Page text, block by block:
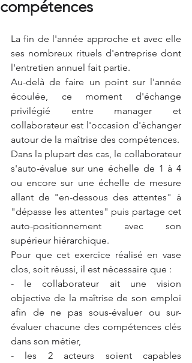
compétences
La fin de l'année approche et avec elle
ses nombreux rituels d'entreprise dont
l'entretien annuel fait partie.
Au-delà de faire un point sur l'année
écoulée, ce moment d'échange
privilégié entre manager et
collaborateur est l'occasion d'échanger
autour de la maîtrise des compétences.
Dans la plupart des cas, le collaborateur
s'auto-évalue sur une échelle de 1 à 4
ou encore sur une échelle de mesure
allant de "en-dessous des attentes" à
"dépasse les attentes" puis partage cet
auto-positionnement avec son
supérieur hiérarchique.
Pour que cet exercice réalisé en vase
clos, soit réussi, il est nécessaire que :
- le collaborateur ait une vision
objective de la maîtrise de son emploi
afin de ne pas sous-évaluer ou sur-
évaluer chacune des compétences clés
dans son métier,
- les 2 acteurs soient capables